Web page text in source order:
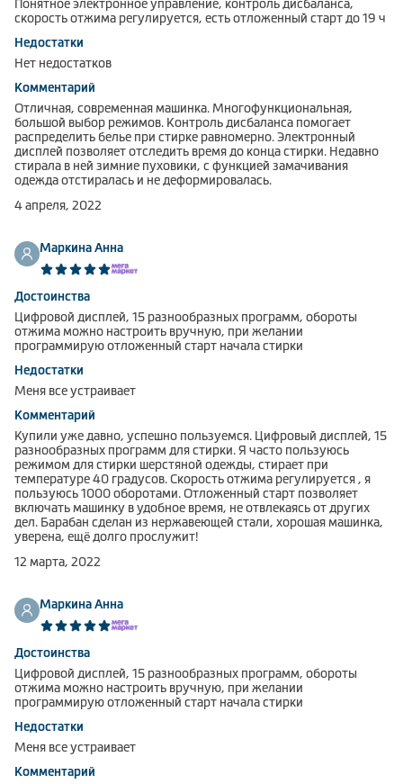
Понятное электронное управление, контроль дисбаланса,
скорость отжима регулируется, есть отложенный старт до 19 ч
Недостатки
Нет недостатков
Комментарий
Отличная, современная машинка. Многофункциональная,
большой выбор режимов. Контроль дисбаланса помогает
распределить белье при стирке равномерно. Электронный
дисплей позволяет отследить время до конца стирки. Недавно
стирала в ней зимние пуховики, с функцией замачивания
одежда отстиралась и не деформировалась.
4 апреля, 2022
Маркина Анна
Достоинства
Цифровой дисплей, 15 разнообразных программ, обороты
отжима можно настроить вручную, при желании
программирую отложенный старт начала стирки
Недостатки
Меня все устраивает
Комментарий
Купили уже давно, успешно пользуемся. Цифровый дисплей, 15
разнообразных программ для стирки. Я часто пользуюсь
режимом для стирки шерстяной одежды, стирает при
температуре 40 градусов. Скорость отжима регулируется , я
пользуюсь 1000 оборотами. Отложенный старт позволяет
включать машинку в удобное время, не отвлекаясь от других
дел. Барабан сделан из нержавеющей стали, хорошая машинка,
уверена, ещё долго прослужит!
12 марта, 2022
Маркина Анна
Достоинства
Цифровой дисплей, 15 разнообразных программ, обороты
отжима можно настроить вручную, при желании
программирую отложенный старт начала стирки
Недостатки
Меня все устраивает
Комментарий